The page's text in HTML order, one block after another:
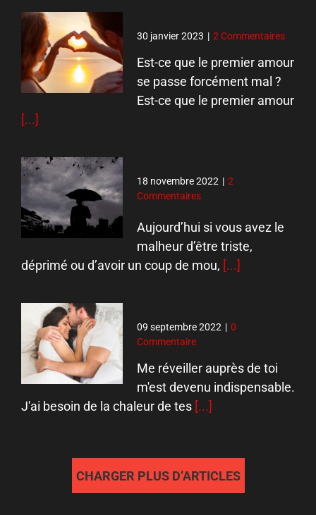
30 janvier 2023 | 2 Commentaires
Est-ce que le premier amour
se passe forcément mal ?
Est-ce que le premier amour
[...]
18 novembre 2022 | 2
Commentaires
Aujourd’hui si vous avez le
malheur d’être triste,
déprimé ou d’avoir un coup de mou, [...]
09 septembre 2022 | 0
Commentaire
Me réveiller auprès de toi
m'est devenu indispensable.
J'ai besoin de la chaleur de tes[...]
CHARGER PLUS D’ARTICLES